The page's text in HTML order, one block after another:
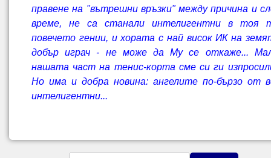
правене на "вътрешни връзки" между причина и
време, не са станали интелигентни в тоя
повечето гении, и хората с най висок ИК на
добър играч - не може да Му се откаже...
нашата част на тенис-корта сме си ги
Но има и добра новина: ангелите по-бързо от
интелигентни...